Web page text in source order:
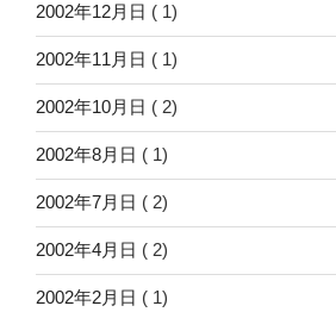
2002年12月日 ( 1)
2002年11月日 ( 1)
2002年10月日 ( 2)
2002年8月日 ( 1)
2002年7月日 ( 2)
2002年4月日 ( 2)
2002年2月日 ( 1)